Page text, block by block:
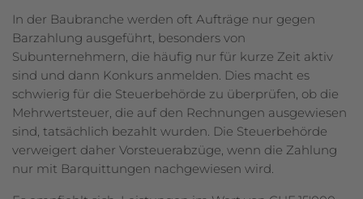
In der Baubranche werden oft Aufträge nur gegen
Barzahlung ausgeführt, besonders von
Subunternehmern, die häufig nur für kurze Zeit aktiv
sind und dann Konkurs anmelden. Dies macht es
schwierig für die Steuerbehörde zu überprüfen, ob die
Mehrwertsteuer, die auf den Rechnungen ausgewiesen
sind, tatsächlich bezahlt wurden. Die Steuerbehörde
verweigert daher Vorsteuerabzüge, wenn die Zahlung
nur mit Barquittungen nachgewiesen wird.